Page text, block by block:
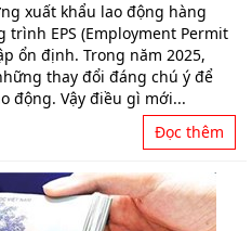
xuất khẩu lao động hàng
EPS (Employment Permit
ổn định. Trong năm 2025,
thay đổi đáng chú ý để
động. Vậy điều gì mới...
Đọc thêm